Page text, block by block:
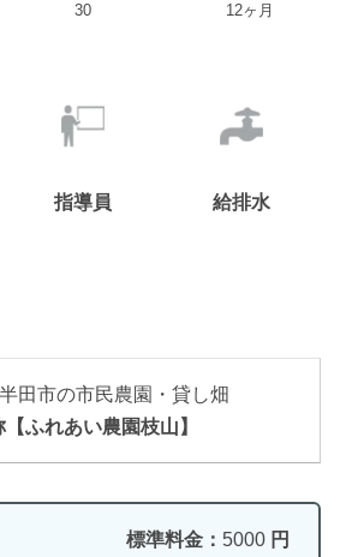
30 12ヶ月
指導員 給排水
田市の市民農園・貸し畑
【ふれあい農園枝山】
標準料金： 5000 円